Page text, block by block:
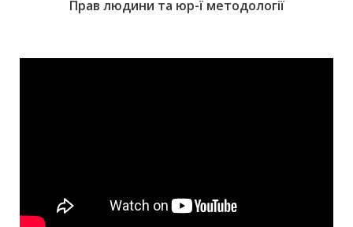
Прав людини та юр-ї методології